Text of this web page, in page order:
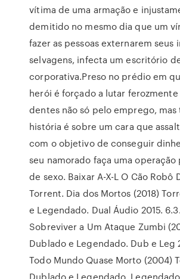
vítima de uma armação e
demitido no mesmo dia que um
fazer as pessoas externarem seus
selvagens, infecta um escritório
corporativa.Preso no prédio em
herói é forçado a lutar ferozmente
dentes não só pelo emprego,
história é sobre um cara que
com o objetivo de conseguir
seu namorado faça uma
de sexo. Baixar A-X-L O Cão Robô
Torrent. Dia dos Mortos (2018)
e Legendado. Dual Áudio 2015.
Sobreviver a Um Ataque Zumbi
Dublado e Legendado. Dub e Leg
Todo Mundo Quase Morto (2004)
Dublado e Legendado. Legendado